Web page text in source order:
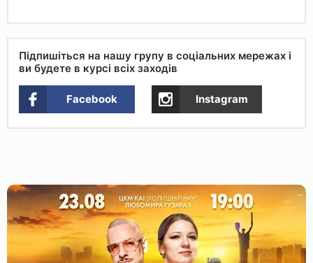
Підпишіться на нашу групу в соціальних мережах і
ви будете в курсі всіх заходів
Facebook Instagram